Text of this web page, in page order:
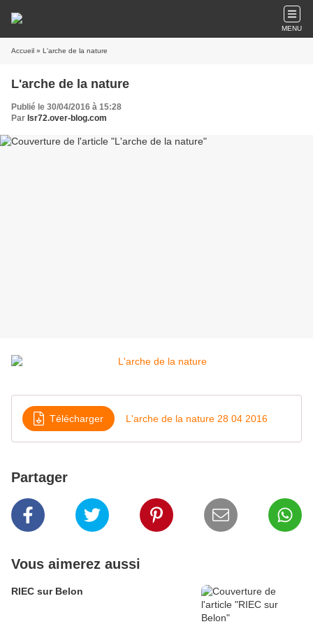
MENU
Accueil » L'arche de la nature
L'arche de la nature
Publié le 30/04/2016 à 15:28
Par lsr72.over-blog.com
Télécharger L'arche de la nature 28 04 2016
Partager
Vous aimerez aussi
RIEC sur Belon